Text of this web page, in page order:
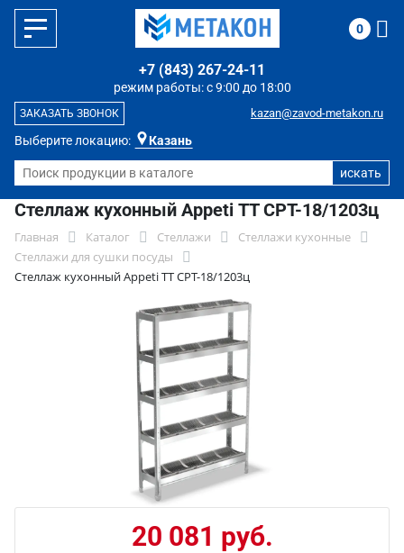
Выберите локацию: Казань
режим работы: с 9:00 до 18:00
+7 (843) 267-24-11
kazan@zavod-metakon.ru
ЗАКАЗАТЬ ЗВОНОК
0
Стеллаж кухонный Appeti ТТ СРТ-18/1203ц
Главная Каталог Стеллажи
Стеллажи кухонные
Стеллажи для сушки посуды
Стеллаж кухонный Appeti ТТ СРТ-18/1203ц
20 081 руб.